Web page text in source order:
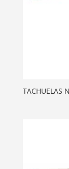
TACHUELAS